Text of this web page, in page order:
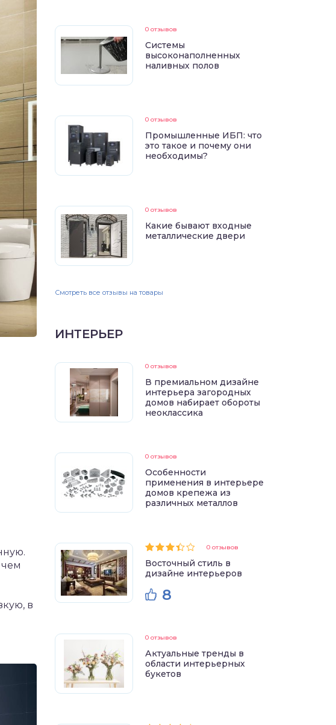
в
0 отзывов
Системы
высоконаполненных
наливных полов
0 отзывов
Промышленные ИБП: что
это такое и почему они
необходимы?
0 отзывов
Какие бывают входные
металлические двери
Смотреть все отзывы на товары
ИНТЕРЬЕР
0 отзывов
В премиальном дизайне
интерьера загородных
домов набирает обороты
неоклассика
0 отзывов
Особенности
применения в интерьере
домов крепежа из
различных металлов
0 отзывов
Восточный стиль в
дизайне интерьеров
8
0 отзывов
Актуальные тренды в
области интерьерных
букетов